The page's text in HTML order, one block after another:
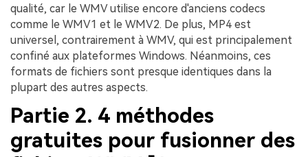
qualité, car le WMV utilise encore d'anciens codecs
comme le WMV1 et le WMV2. De plus, MP4 est
universel, contrairement à WMV, qui est principalement
confiné aux plateformes Windows. Néanmoins, ces
formats de fichiers sont presque identiques dans la
plupart des autres aspects.
Partie 2. 4 méthodes
gratuites pour fusionner des